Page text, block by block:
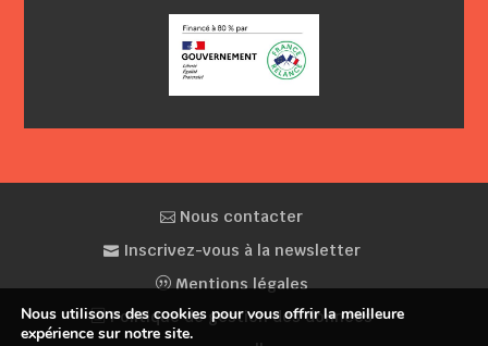
Nous contacter
Inscrivez-vous à la newsletter
Mentions légales
Politique de gestion des données
Nous utilisons des cookies pour vous offrir la meilleure
expérience sur notre site.